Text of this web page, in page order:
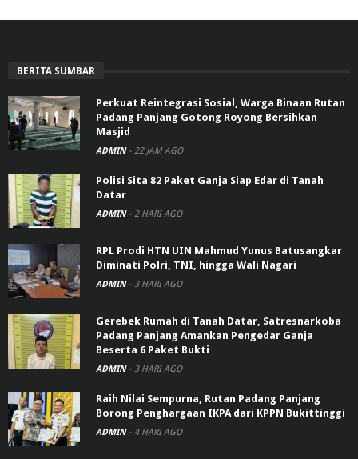
BERITA SUMBAR
Perkuat Reintegrasi Sosial, Warga Binaan Rutan
Padang Panjang Gotong Royong Bersihkan
Masjid
ADMIN - 22 JAM AGO
Polisi Sita 82 Paket Ganja Siap Edar di Tanah
Datar
ADMIN - 2 HARI AGO
RPL Prodi HTN UIN Mahmud Yunus Batusangkar
Diminati Polri, TNI, hingga Wali Nagari
ADMIN - 3 HARI AGO
Gerebek Rumah di Tanah Datar, Satresnarkoba
Padang Panjang Amankan Pengedar Ganja
Beserta 6 Paket Bukti
ADMIN - 3 HARI AGO
Raih Nilai Sempurna, Rutan Padang Panjang
Borong Penghargaan IKPA dari KPPN Bukittinggi
ADMIN - 4 HARI AGO